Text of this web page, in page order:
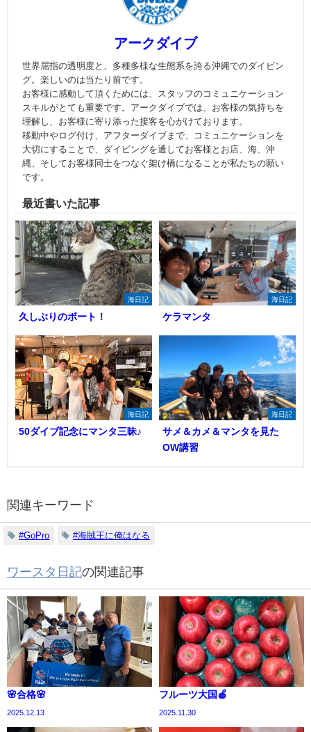
アークダイブ
世界屈指の透明度と、多種多様な生態系を誇る沖縄でのダイビン
グ。楽しいのは当たり前です。
お客様に感動して頂くためには、スタッフのコミュニケーション
スキルがとても重要です。アークダイブでは、お客様の気持ちを
理解し、お客様に寄り添った接客を心がけております。
移動中やログ付け、アフターダイブまで、コミュニケーションを
大切にすることで、ダイビングを通してお客様とお店、海、沖
縄、そしてお客様同士をつなぐ架け橋になることが私たちの願い
です。
最近書いた記事
海日記
久しぶりのボート！
海日記
ケラマンタ
海日記
50ダイブ記念にマンタ三昧♪
海日記
サメ＆カメ＆マンタを見た
OW講習
関連キーワード
#GoPro #海賊王に俺はなる
ワースタ日記の関連記事
🌸合格🌸
2025.12.13
フルーツ大国🍎
2025.11.30